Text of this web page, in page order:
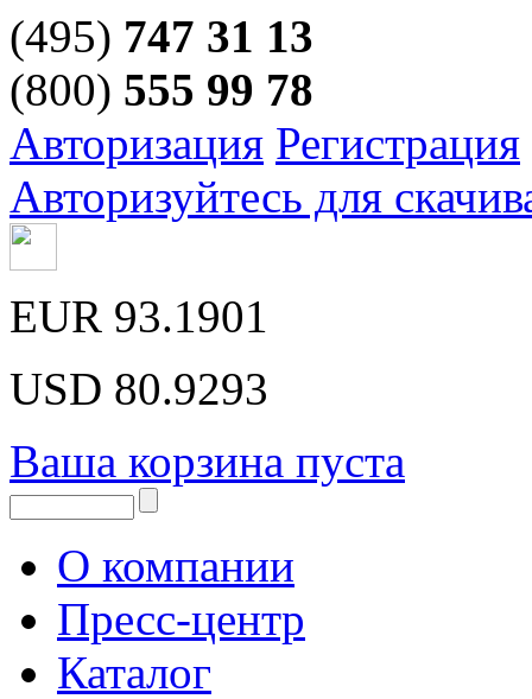
(495) 747 31 13
(800) 555 99 78
Авторизация Регистрация
Авторизуйтесь для
EUR 93.1901
USD 80.9293
Ваша корзина пуста
О компании
Пресс-центр
Каталог